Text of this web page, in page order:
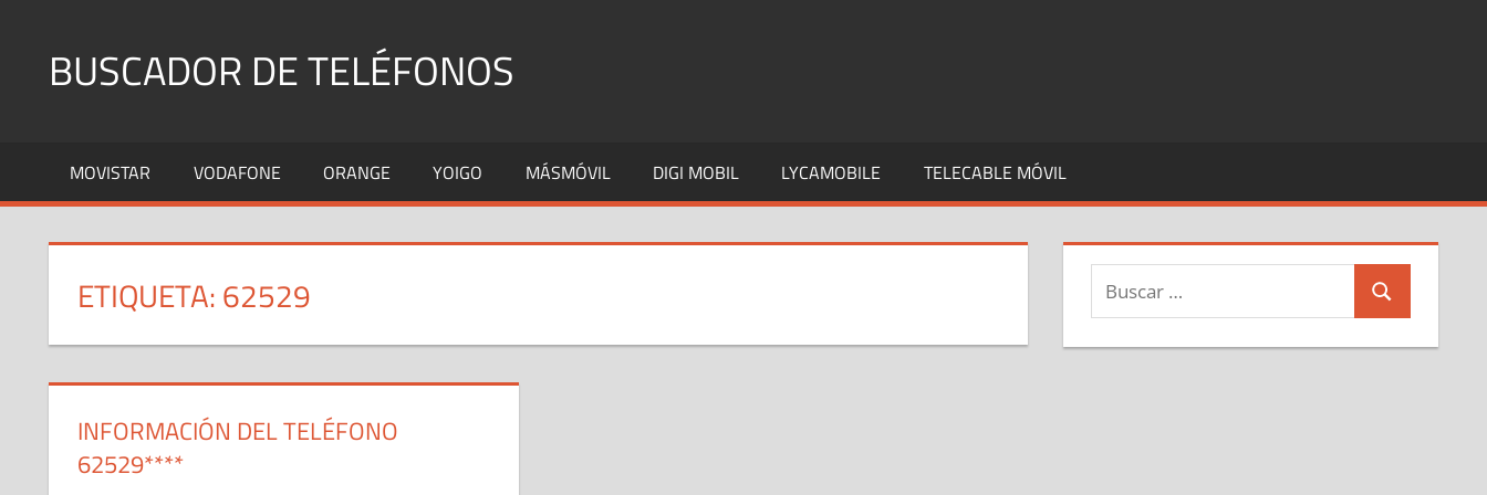
contenidoBUSCADOR DE TELÉFONOS
Fijos
y
MOVISTAR VODAFONE ORANGE YOIGO MÁSMÓVIL DIGI MOBIL LYCAMOBILE TELECABLE MÓVIL
ETIQUETA:62529
INFORMACIÓN DEL TELÉFONO
62529****
Buscar:
Buscar